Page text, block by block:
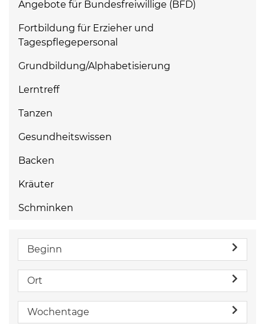
Angebote für Bundesfreiwillige (BFD)
Fortbildung für Erzieher und
Tagespflegepersonal
Grundbildung/Alphabetisierung
Lerntreff
Tanzen
Gesundheitswissen
Backen
Kräuter
Schminken
Beginn
Ort
Wochentage